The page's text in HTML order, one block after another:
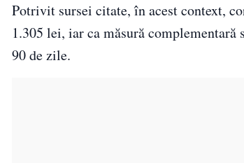
Potrivit sursei citate, în acest context,
1.305 lei, iar ca măsură complementară
90 de zile.